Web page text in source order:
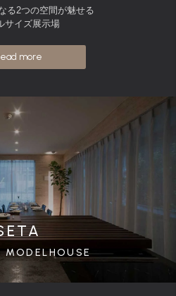
る2つの空間が魅せる
サイズ展示場
more
MODELHOUSE